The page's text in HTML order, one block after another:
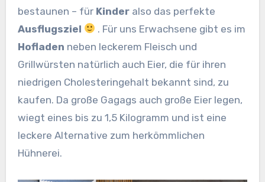
bestaunen – für Kinder also das perfekte
Ausflugsziel
. Für uns Erwachsene gibt es im
Hofladen neben leckerem Fleisch und
Grillwürsten natürlich auch Eier, die für ihren
niedrigen Cholesteringehalt bekannt sind, zu
kaufen. Da große Gagags auch große Eier legen,
wiegt eines bis zu 1,5 Kilogramm und ist eine
leckere Alternative zum herkömmlichen
Hühnerei.